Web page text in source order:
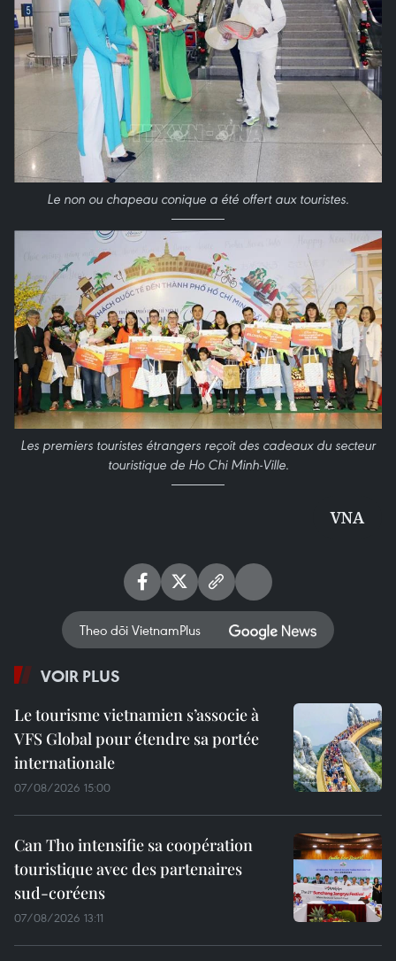
Le non ou chapeau conique a été offert aux touristes.
Les premiers touristes étrangers reçoit des cadeaux du secteur
touristique de Ho Chi Minh-Ville.
VNA
Theo dõi VietnamPlus
VOIR PLUS
Le tourisme vietnamien s’associe à
VFS Global pour étendre sa portée
internationale
07/08/2026 15:00
Can Tho intensifie sa coopération
touristique avec des partenaires
sud-coréens
07/08/2026 13:11